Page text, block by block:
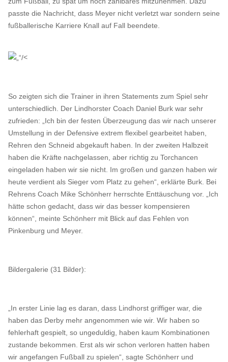
passte die Nachricht, dass Meyer nicht verletzt war sondern seine
fußballerische Karriere Knall auf Fall beendete.
<
So zeigten sich die Trainer in ihren Statements zum Spiel sehr
unterschiedlich. Der Lindhorster Coach Daniel Burk war sehr
zufrieden: „Ich bin der festen Überzeugung das wir nach unserer
Umstellung in der Defensive extrem flexibel gearbeitet haben,
Rehren den Schneid abgekauft haben. In der zweiten Halbzeit
haben die Kräfte nachgelassen, aber richtig zu Torchancen
eingeladen haben wir sie nicht. Im großen und ganzen haben wir
heute verdient als Sieger vom Platz zu gehen“, erklärte Burk. Bei
Rehrens Coach Mike Schönherr herrschte Enttäuschung vor. „Ich
hätte schon gedacht, dass wir das besser kompensieren
können“, meinte Schönherr mit Blick auf das Fehlen von
Pinkenburg und Meyer.
Bildergalerie (31 Bilder):
„In erster Linie lag es daran, dass Lindhorst griffiger war, die
haben das Derby mehr angenommen wie wir. Wir haben so
fehlerhaft gespielt, so ungeduldig, haben kaum Kombinationen
zustande bekommen. Erst als wir schon verloren hatten haben
wir angefangen Fußball zu spielen“, sagte Schönherr und